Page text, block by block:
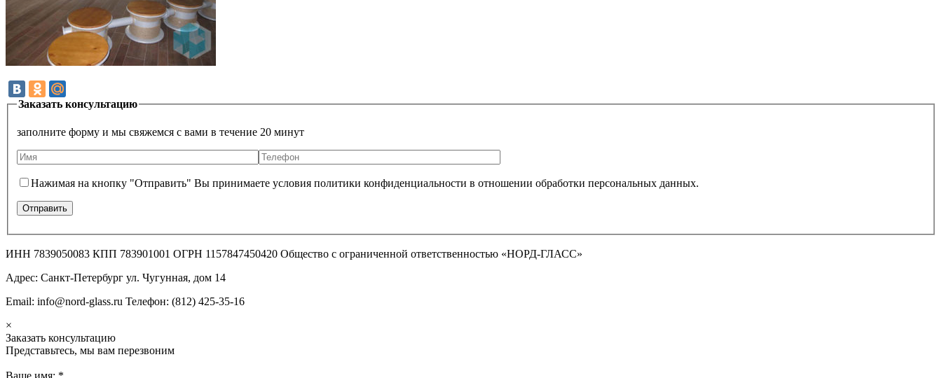
Заказать консультацию
заполните форму и мы свяжемся с вами в течение 20 минут
Нажимая на кнопку "Отправить" Вы принимаете условия политики конфиденциальности в отношении обработки персональных данных.
ИНН 7839050083 КПП 783901001 ОГРН 1157847450420 Общество с ограниченной ответственностью «НОРД-ГЛАСС»
Адрес: Санкт-Петербург ул. Чугунная, дом 14
Email: info@nord-glass.ru Телефон: (812) 425-35-16
×
Заказать консультацию
Представьтесь, мы вам перезвоним
Ваше имя: *